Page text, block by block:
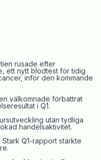
rusade efter
, ett nytt blodtest för tidig
inför den kommande
välkomnade förbättrat
i Q1.
utan tydliga
handelsaktivitet.
Stark Q1-rapport stärkte